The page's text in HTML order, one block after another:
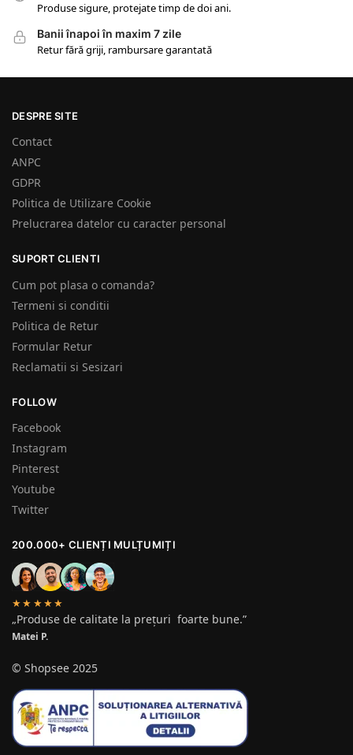
Produse sigure, protejate timp de doi ani.
Banii înapoi în maxim 7 zile
Retur fără griji, rambursare garantată
DESPRE SITE
Contact
ANPC
GDPR
Politica de Utilizare Cookie
Prelucrarea datelor cu caracter personal
SUPORT CLIENTI
Cum pot plasa o comanda?
Termeni si conditii
Politica de Retur
Formular Retur
Reclamatii si Sesizari
FOLLOW
Facebook
Instagram
Pinterest
Youtube
Twitter
200.000+ CLIENȚI MULȚUMIȚI
★★★★★
„Produse de calitate la prețuri foarte bune.”
Matei P.
© Shopsee 2025